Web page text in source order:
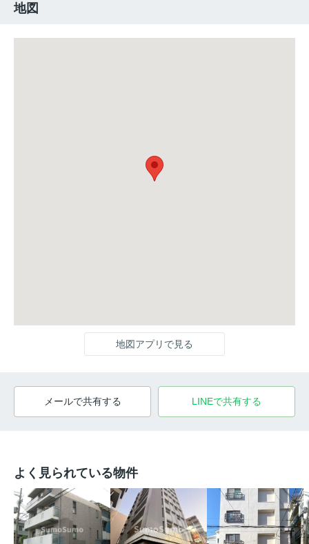
地図
地図アプリで見る
メールで共有する LINEで共有する
よく見られている物件